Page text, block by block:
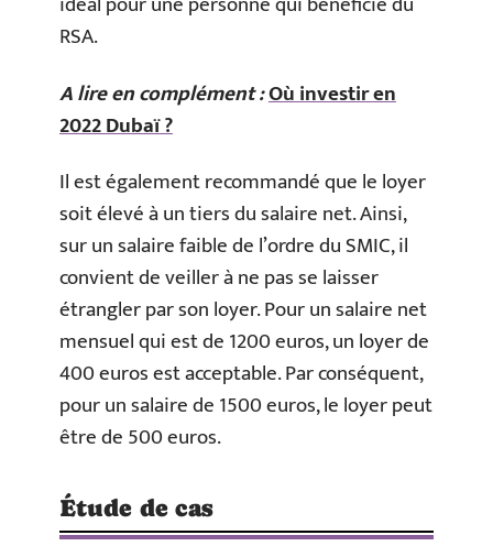
RSA.
A lire en complément :Où investir en
2022 Dubaï ?
Il est également recommandé que le loyer
soit élevé à un tiers du salaire net. Ainsi,
sur un salaire faible de l’ordre du SMIC, il
convient de veiller à ne pas se laisser
étrangler par son loyer. Pour un salaire net
mensuel qui est de 1200 euros, un loyer de
400 euros est acceptable. Par conséquent,
pour un salaire de 1500 euros, le loyer peut
être de 500 euros.
Étude de cas